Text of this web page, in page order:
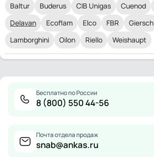
Baltur Buderus CIB Unigas Cuenod
Delavan
Ecoflam Elco FBR Giersch
Lamborghini
Oilon Riello Weishaupt
Бесплатно по России
8 (800) 550 44-56
Почта отдела продаж
snab@ankas.ru